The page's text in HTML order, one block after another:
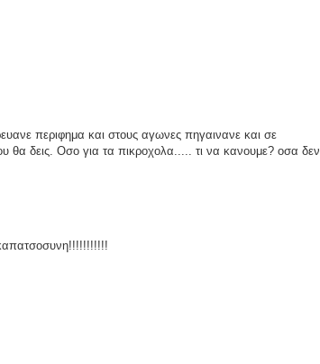
περιφημα και στους αγωνες πηγαινανε και σε
θα δεις. Οσο για τα πικροχολα..... τι να κανουμε? οσα δεν